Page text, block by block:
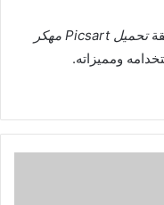
تحميل Picsart مهكر
ومميزاته.